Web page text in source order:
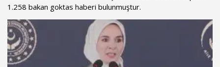
1.258 bakan goktas haberi bulunmuştur.